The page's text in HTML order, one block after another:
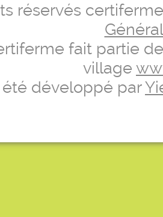
réservés
fait partie
village
été développé par